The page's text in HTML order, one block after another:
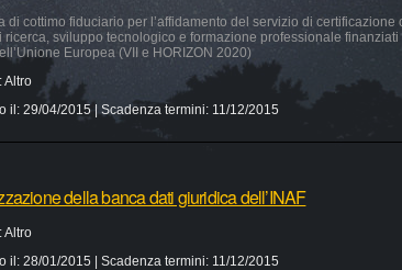
di cottimo fiduciario per l’affidamento del servizio di
ricerca, sviluppo tecnologico e formazione professionale finanziati
Europea (VII e HORIZON 2020)
Altro
il: 29/04/2015| Scadenza termini: 11/12/2015
della banca dati giuridica dell’INAF
Altro
il: 28/01/2015 | Scadenza termini: 11/12/2015